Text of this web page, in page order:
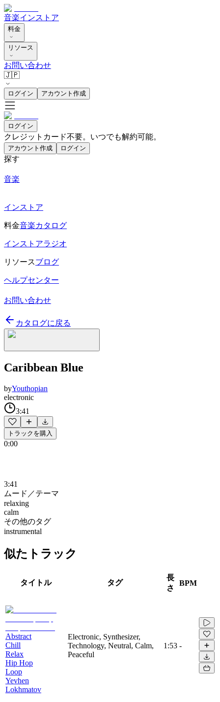
音楽インストア
料金
リソース
お問い合わせ
🇯🇵
ログイン アカウント作成
ログイン
クレジットカード不要。いつでも解約可能。
アカウント作成 ログイン
探す
音楽
インストア
料金音楽カタログ
インストアラジオ
リソースブログ
ヘルプセンター
お問い合わせ
カタログに戻る
Caribbean Blue
byYouthopian
electronic
3:41
トラックを購入
0:00
3:41
ムード／テーマ
relaxing
calm
その他のタグ
instrumental
似たトラック
タイトル タグ
長
さ
BPM
Abstract
Chill
Relax
Hip Hop
Loop
Yevhen
Lokhmatov
Electronic, Synthesizer,
Technology, Neutral, Calm,
Peaceful
1:53 -